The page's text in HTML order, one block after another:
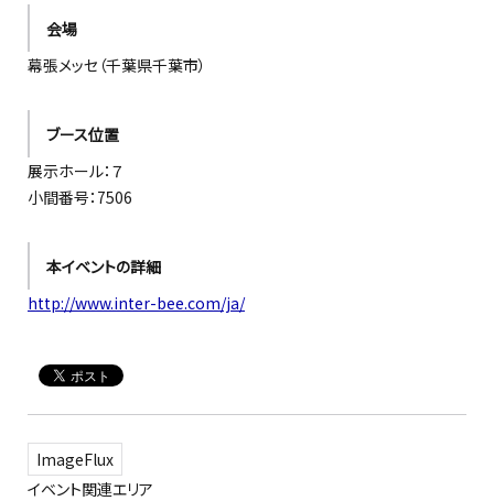
会場
幕張メッセ（千葉県千葉市）
ブース位置
展示ホール：７
小間番号：7506
本イベントの詳細
http://www.inter-bee.com/ja/
ImageFlux
イベント関連エリア